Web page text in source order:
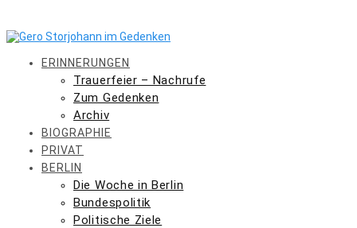
content
ERINNERUNGEN
Trauerfeier – Nachrufe
Zum Gedenken
Archiv
BIOGRAPHIE
PRIVAT
BERLIN
Die Woche in Berlin
Bundespolitik
Politische Ziele